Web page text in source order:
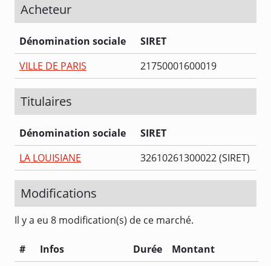
Acheteur
Dénomination sociale
SIRET
VILLE DE PARIS
21750001600019
Titulaires
Dénomination sociale
SIRET
LA LOUISIANE
32610261300022 (SIRET)
Modifications
Il y a eu 8 modification(s) de ce marché.
# Infos Durée
Montant